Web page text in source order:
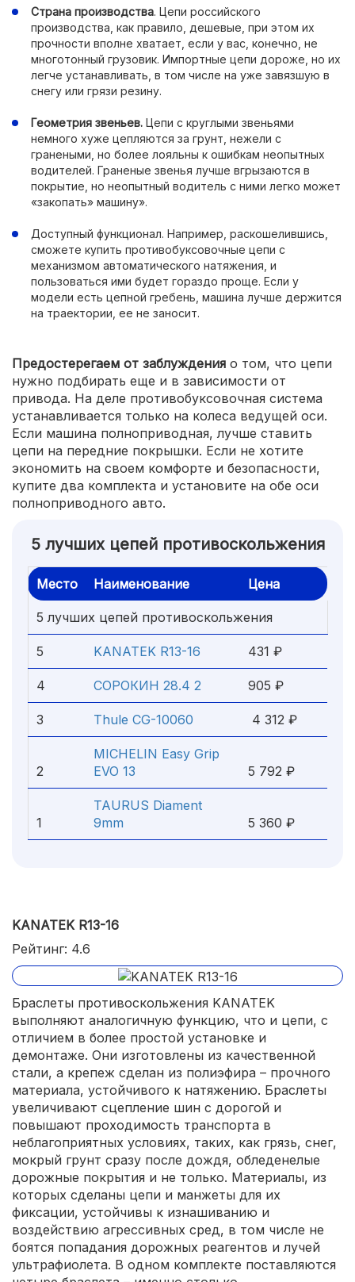
Страна производства. Цепи российского
производства, как правило, дешевые, при этом их
прочности вполне хватает, если у вас, конечно, не
многотонный грузовик. Импортные цепи дороже, но их
легче устанавливать, в том числе на уже завязшую в
снегу или грязи резину.
Геометрия звеньев. Цепи с круглыми звеньями
немного хуже цепляются за грунт, нежели с
гранеными, но более лояльны к ошибкам неопытных
водителей. Граненые звенья лучше вгрызаются в
покрытие, но неопытный водитель с ними легко может
«закопать» машину».
Доступный функционал. Например, раскошелившись,
сможете купить противобуксовочные цепи с
механизмом автоматического натяжения, и
пользоваться ими будет гораздо проще. Если у
модели есть цепной гребень, машина лучше держится
на траектории, ее не заносит.
Предостерегаем от заблуждения о том, что цепи
нужно подбирать еще и в зависимости от
привода. На деле противобуксовочная система
устанавливается только на колеса ведущей оси.
Если машина полноприводная, лучше ставить
цепи на передние покрышки. Если не хотите
экономить на своем комфорте и безопасности,
купите два комплекта и установите на обе оси
полноприводного авто.
5 лучших цепей противоскольжения
Место Наименование Цена
5 лучших цепей противоскольжения
5 KANATEK R13-16 431 ₽
4 СОРОКИН 28.4 2 905 ₽
3 Thule CG-10060 4 312 ₽
2
MICHELIN Easy Grip
EVO 13
5 792 ₽
1
TAURUS Diament
9mm
5 360 ₽
KANATEK R13-16
Рейтинг: 4.6
Браслеты противоскольжения KANATEK
выполняют аналогичную функцию, что и цепи, с
отличием в более простой установке и
демонтаже. Они изготовлены из качественной
стали, а крепеж сделан из полиэфира – прочного
материала, устойчивого к натяжению. Браслеты
увеличивают сцепление шин с дорогой и
повышают проходимость транспорта в
неблагоприятных условиях, таких, как грязь, снег,
мокрый грунт сразу после дождя, обледенелые
дорожные покрытия и не только. Материалы, из
которых сделаны цепи и манжеты для их
фиксации, устойчивы к изнашиванию и
воздействию агрессивных сред, в том числе не
боятся попадания дорожных реагентов и лучей
ультрафиолета. В одном комплекте поставляются